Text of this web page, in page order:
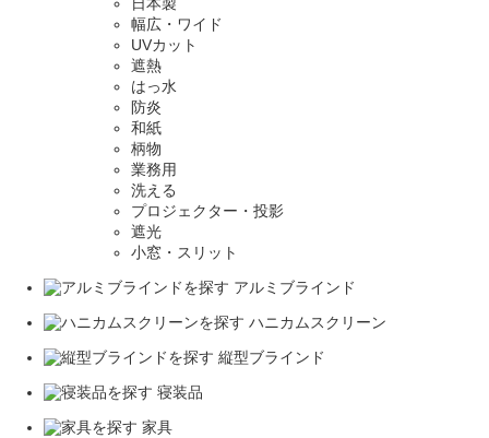
日本製
幅広・ワイド
UVカット
遮熱
はっ水
防炎
和紙
柄物
業務用
洗える
プロジェクター・投影
遮光
小窓・スリット
アルミブラインド
ハニカムスクリーン
縦型ブラインド
寝装品
家具